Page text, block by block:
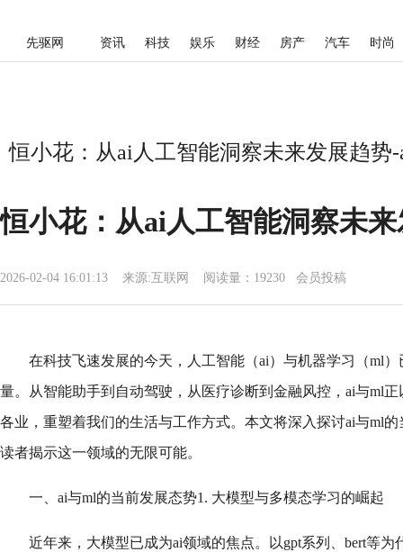
先驱网 资讯 科技 娱乐 财经 房产 汽车 时尚
恒小花：从ai人工智能洞察未来发展趋势
恒小花：从ai人工智能洞察未
2026-02-04 16:01:13 来源:互联网 阅读量：19230 会员投稿
在科技飞速发展的今天，人工智能（ai）与机器学习（ml
量。从智能助手到自动驾驶，从医疗诊断到金融风控，ai与ml
各业，重塑着我们的生活与工作方式。本文将深入探讨ai与ml
读者揭示这一领域的无限可能。
一、ai与ml的当前发展态势1. 大模型与多模态学习的崛起
近年来，大模型已成为ai领域的焦点。以gpt系列、bert等